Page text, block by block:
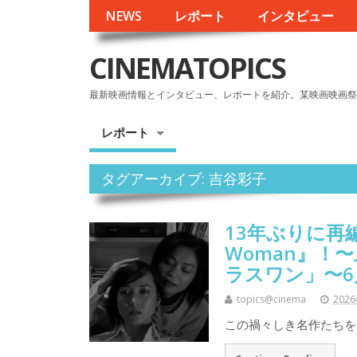
NEWS レポート インタビュー
CINEMATOPICS
最新映画情報とインタビュー、レポートを紹介。某映画映画
レポート
タグアーカイブ: 吉谷彩子
13年ぶりに再
Woman』！
ラスワン」〜
topics@cinema 2026
この禍々しき名作たち